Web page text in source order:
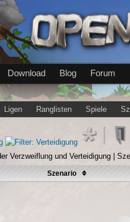
Download Blog Forum
Ligen Ranglisten Spiele
Verzweiflung und Verteidigung |
Szenario